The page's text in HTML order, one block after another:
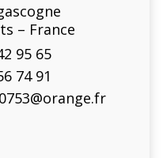
– France
95 65
74 91